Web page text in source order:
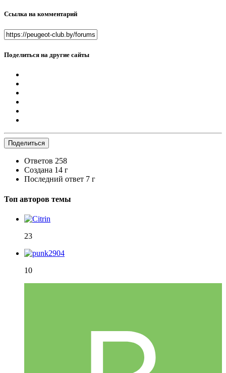
Ссылка на комментарий
Поделиться на другие сайты
Поделиться
Ответов 258
Создана 14 г
Последний ответ 7 г
Топ авторов темы
23
10